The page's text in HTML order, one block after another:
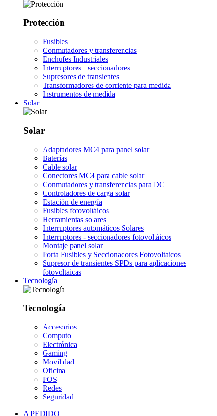
Protección
Fusibles
Conmutadores y transferencias
Enchufes Industriales
Interruptores - seccionadores
Supresores de transientes
Transformadores de corriente para medida
Instrumentos de medida
Solar
Solar
Adaptadores MC4 para panel solar
Baterías
Cable solar
Conectores MC4 para cable solar
Conmutadores y transferencias para DC
Controladores de carga solar
Estación de energía
Fusibles fotovoltáicos
Herramientas solares
Interruptores automáticos Solares
Interruptores - seccionadores fotovoltáicos
Montaje panel solar
Porta Fusibles y Seccionadores Fotovoltaicos
Supresor de transientes SPDs para aplicaciones
fotovoltaicas
Tecnología
Tecnología
Accesorios
Computo
Electrónica
Gaming
Movilidad
Oficina
POS
Redes
Seguridad
A PEDIDO